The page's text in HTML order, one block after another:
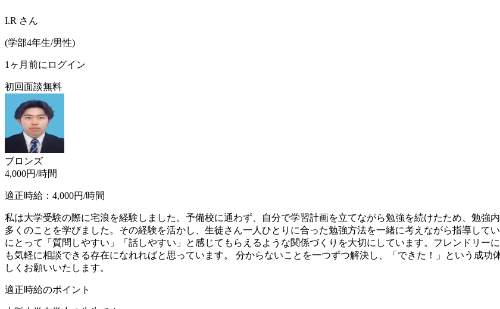
I.R さん
(学部4年生/男性)
1ヶ月前にログイン
初回面談無料
ブロンズ
4,000円/時間
適正時給： 4,000円/時間
私は大学受験の際に宅浪を経験しました。予備校に通わず、自分で学習計画を立てながら勉強を続けたため、勉強
多くのことを学びました。その経験を活かし、生徒さん一人ひとりに合った勉強方法を一緒に考えながら指導して
にとって「質問しやすい」「話しやすい」と感じてもらえるような関係づくりを大切にしています。フレンドリー
も気軽に相談できる存在になれればと思っています。 分からないことを一つずつ解決し、「できた！」という成
しくお願いいたします。
適正時給のポイント